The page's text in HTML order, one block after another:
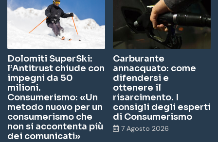
Dolomiti SuperSki:
l’Antitrust chiude con
impegni da 50
milioni.
Consumerismo: «Un
metodo nuovo per un
consumerismo che
non si accontenta più
dei comunicati»
Carburante
annacquato: come
difendersi e
ottenere il
risarcimento. I
consigli degli esperti
di Consumerismo
7 Agosto 2026